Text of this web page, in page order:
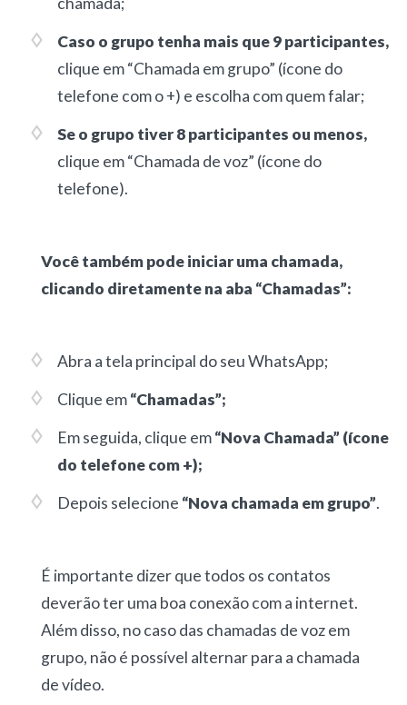
Caso o grupo tenha mais que 9 participantes,
clique em “Chamada em grupo” (ícone do
telefone com o +) e escolha com quem falar;
Se o grupo tiver 8 participantes ou menos,
clique em “Chamada de voz” (ícone do
telefone).
Você também pode iniciar uma chamada,
clicando diretamente na aba “Chamadas”:
Abra a tela principal do seu WhatsApp;
Clique em“Chamadas”;
Em seguida, clique em“Nova Chamada” (ícone
do telefone com +);
Depois selecione “Nova chamada em grupo”.
É importante dizer que todos os contatos
deverão ter uma boa conexão com a internet.
Além disso, no caso das chamadas de voz em
grupo, não é possível alternar para a chamada
de vídeo.